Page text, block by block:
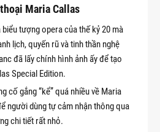
Maria Callas
tượng opera của thế kỷ 20 mà
lịch, quyến rũ và tinh thần nghệ
đã lấy chính hình ảnh ấy để tạo
Special Edition.
cố gắng “kể” quá nhiều về Maria
người dùng tự cảm nhận thông qua
chi tiết rất nhỏ.